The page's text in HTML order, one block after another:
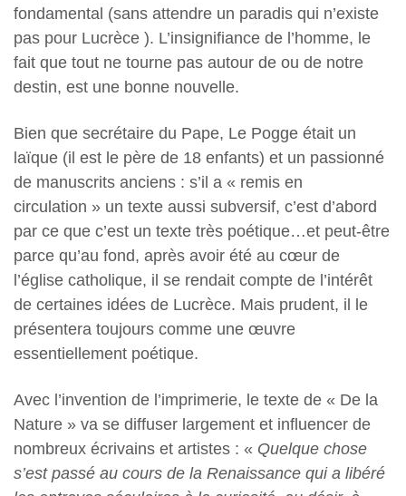
fondamental (sans attendre un paradis qui n’existe
pas pour Lucrèce ). L’insignifiance de l’homme, le
fait que tout ne tourne pas autour de ou de notre
destin, est une bonne nouvelle.
Bien que secrétaire du Pape, Le Pogge était un
laïque (il est le père de 18 enfants) et un passionné
de manuscrits anciens : s’il a « remis en
circulation » un texte aussi subversif, c’est d’abord
par ce que c’est un texte très poétique…et peut-être
parce qu’au fond, après avoir été au cœur de
l’église catholique, il se rendait compte de l’intérêt
de certaines idées de Lucrèce. Mais prudent, il le
présentera toujours comme une œuvre
essentiellement poétique.
Avec l’invention de l’imprimerie, le texte de « De la
Nature » va se diffuser largement et influencer de
nombreux écrivains et artistes : « Quelque chose
s’est passé au cours de la Renaissance qui a libéré